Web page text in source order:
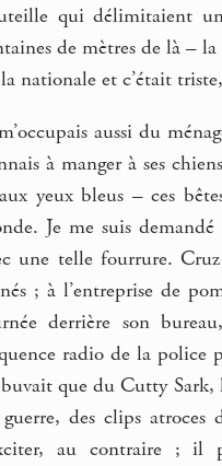
qui délimitaient
de mètres de là –
nationale et c’était
aussi du
à manger à ses
yeux bleus – ces
Je me suis
une telle fourrure.
; à l’entreprise de
derrière son
radio de la police
que du Cutty Sark,
des clips atroces
au contraire ; il